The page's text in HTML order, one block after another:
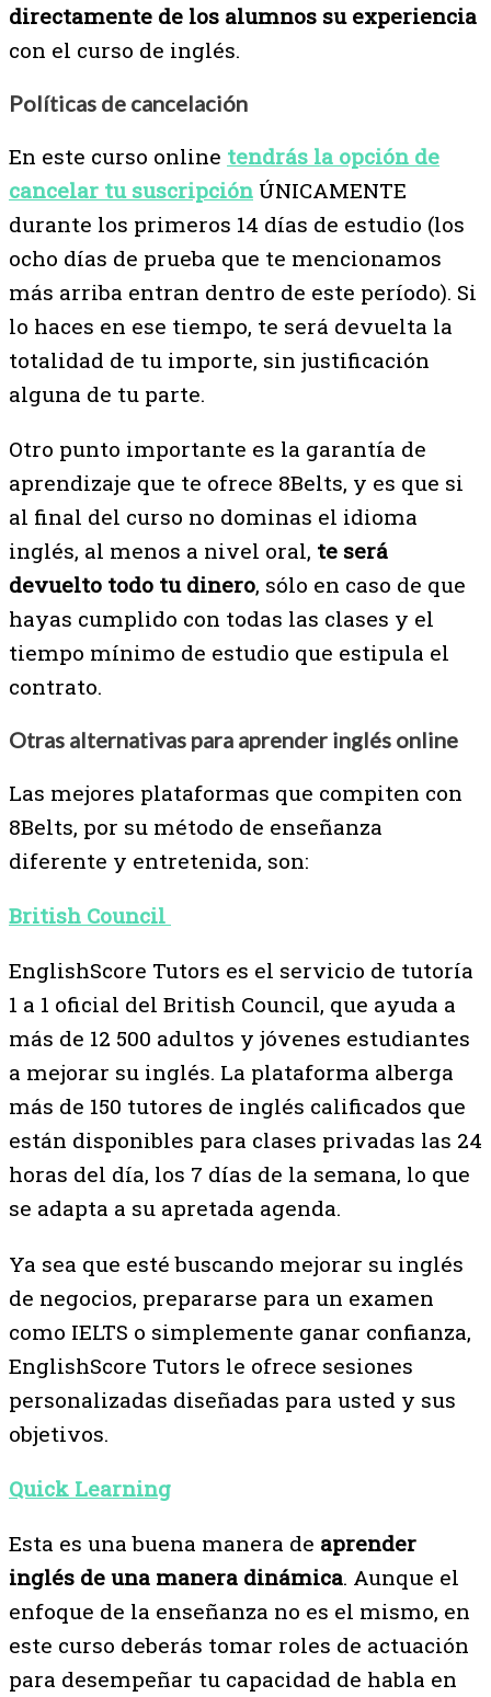
directamente de los alumnos su experiencia
con el curso de inglés.
Políticas de cancelación
En este curso online tendrás la opción de
cancelar tu suscripción ÚNICAMENTE
durante los primeros 14 días de estudio (los
ocho días de prueba que te mencionamos
más arriba entran dentro de este período). Si
lo haces en ese tiempo, te será devuelta la
totalidad de tu importe, sin justificación
alguna de tu parte.
Otro punto importante es la garantía de
aprendizaje que te ofrece 8Belts, y es que si
al final del curso no dominas el idioma
inglés, al menos a nivel oral, te será
devuelto todo tu dinero, sólo en caso de que
hayas cumplido con todas las clases y el
tiempo mínimo de estudio que estipula el
contrato.
Otras alternativas para aprender inglés online
Las mejores plataformas que compiten con
8Belts, por su método de enseñanza
diferente y entretenida, son:
British Council
EnglishScore Tutors es el servicio de tutoría
1 a 1 oficial del British Council, que ayuda a
más de 12 500 adultos y jóvenes estudiantes
a mejorar su inglés. La plataforma alberga
más de 150 tutores de inglés calificados que
están disponibles para clases privadas las 24
horas del día, los 7 días de la semana, lo que
se adapta a su apretada agenda.
Ya sea que esté buscando mejorar su inglés
de negocios, prepararse para un examen
como IELTS o simplemente ganar confianza,
EnglishScore Tutors le ofrece sesiones
personalizadas diseñadas para usted y sus
objetivos.
Quick Learning
Esta es una buena manera de aprender
inglés de una manera dinámica. Aunque el
enfoque de la enseñanza no es el mismo, en
este curso deberás tomar roles de actuación
para desempeñar tu capacidad de habla en